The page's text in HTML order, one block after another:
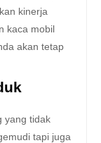
kinerja
kaca mobil
akan tetap
yang tidak
tapi juga